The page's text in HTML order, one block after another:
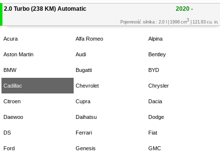
2.0 Turbo (238 KM) Automatic 2020 -
Pojemność silnika : 2.0 l | 1998 cm3 | 121.93 cu. in.
Acura Alfa Romeo Alpina
Aston Martin Audi Bentley
BMW Bugatti BYD
Cadillac Chevrolet Chrysler
Citroen Cupra Dacia
Daewoo Daihatsu Dodge
DS Ferrari Fiat
Ford Genesis GMC